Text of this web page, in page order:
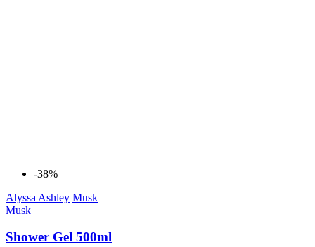
-38%
Alyssa Ashley Musk
Musk
Shower Gel 500ml